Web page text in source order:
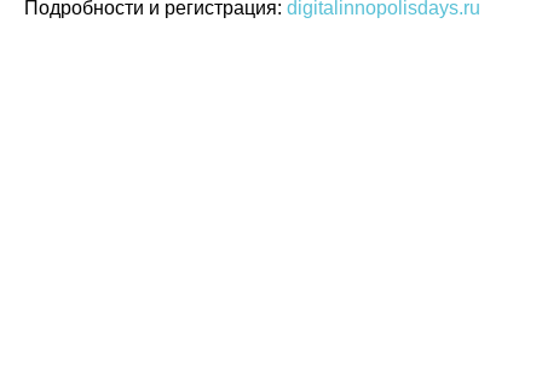
Подробности и регистрация: digitalinnopolisdays.ru